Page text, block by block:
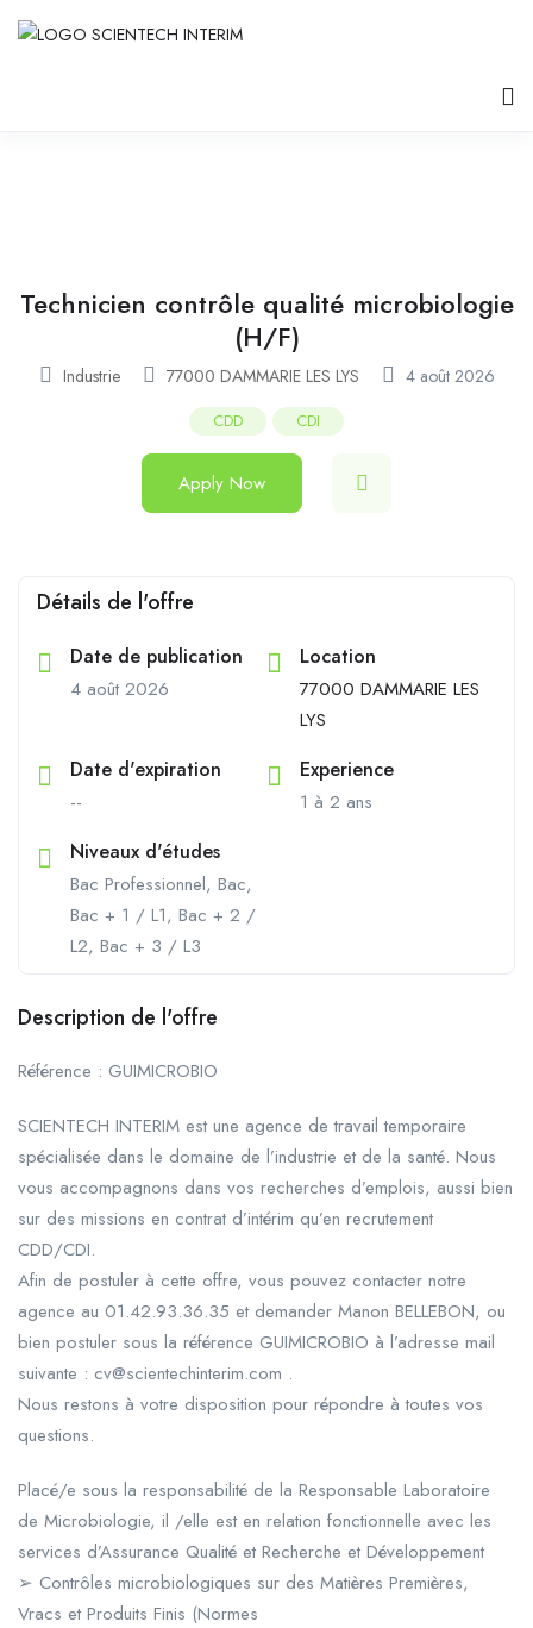
Technicien contrôle qualité microbiologie
(H/F)
Industrie 77000 DAMMARIE LES LYS 4 août 2026
CDD CDI
Apply Now
Détails de l'offre
Date de publication
4 août 2026
Location
77000 DAMMARIE LES
LYS
Date d'expiration
--
Experience
1 à 2 ans
Niveaux d'études
Bac Professionnel, Bac,
Bac + 1 / L1, Bac + 2 /
L2, Bac + 3 / L3
Description de l'offre
Référence : GUIMICROBIO
SCIENTECH INTERIM est une agence de travail temporaire
spécialisée dans le domaine de l’industrie et de la santé. Nous
vous accompagnons dans vos recherches d’emplois, aussi bien
sur des missions en contrat d’intérim qu’en recrutement
CDD/CDI.
Afin de postuler à cette offre, vous pouvez contacter notre
agence au 01.42.93.36.35 et demander Manon BELLEBON, ou
bien postuler sous la référence GUIMICROBIO à l’adresse mail
suivante : cv@scientechinterim.com .
Nous restons à votre disposition pour répondre à toutes vos
questions.
Placé/e sous la responsabilité de la Responsable Laboratoire
de Microbiologie, il /elle est en relation fonctionnelle avec les
services d’Assurance Qualité et Recherche et Développement
➢ Contrôles microbiologiques sur des Matières Premières,
Vracs et Produits Finis (Normes